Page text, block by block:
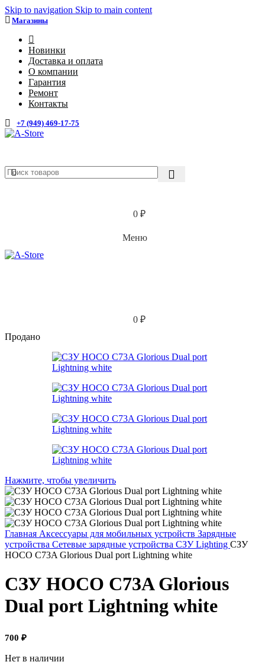
Skip to navigation Skip to main content
Магазины
Новинки
Доставка и оплата
О компании
Гарантия
Ремонт
Контакты
+7 (949) 469-17-75
0 ₽
Меню
0 ₽
Продано
Нажмите, чтобы увеличить
Главная Аксессуары для мобильных устройств Зарядные
устройства Сетевые зарядные устройства СЗУ Lighting СЗУ
HOCO C73A Glorious Dual port Lightning white
СЗУ HOCO C73A Glorious
Dual port Lightning white
700 ₽
Нет в наличии